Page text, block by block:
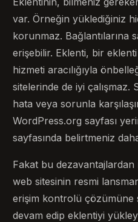
var. Örneğin yüklediğiniz
korunmaz. Bağlantılarına
erişebilir. Eklenti, bir
hizmeti aracılığıyla
sitelerinde de iyi
hata veya sorunla
WordPress.org sayfası
sayfasında belirtmeniz
Fakat bu
web sitesinin resmi
erişim kontrolü çözümüne
devam edip eklentiyi